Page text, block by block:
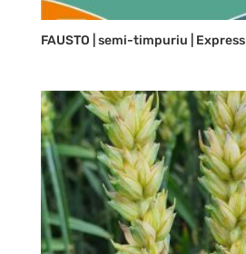
FAUSTO | semi-timpuriu | Express